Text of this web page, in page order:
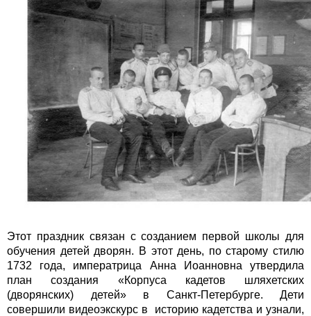
Этот праздник связан с созданием первой школы для
обучения детей дворян. В этот день, по старому стилю
1732 года, императрица Анна Иоанновна утвердила
план создания «Корпуса кадетов шляхетских
(дворянских) детей» в Санкт-Петербурге. Дети
совершили видеоэкскурс в историю кадетства и узнали,